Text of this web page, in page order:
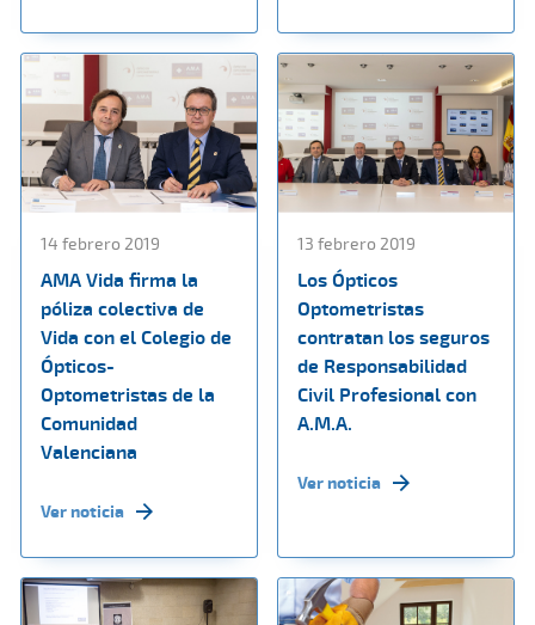
14 febrero 2019
AMA Vida firma la
póliza colectiva de
Vida con el Colegio de
Ópticos-
Optometristas de la
Comunidad
Valenciana
Ver noticia
13 febrero 2019
Los Ópticos
Optometristas
contratan los seguros
de Responsabilidad
Civil Profesional con
A.M.A.
Ver noticia